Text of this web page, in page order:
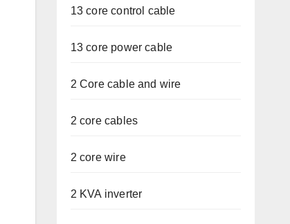
13 core control cable
13 core power cable
2 Core cable and wire
2 core cables
2 core wire
2 KVA inverter